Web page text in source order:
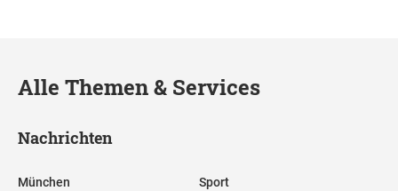
Alle Themen & Services
Nachrichten
München Sport